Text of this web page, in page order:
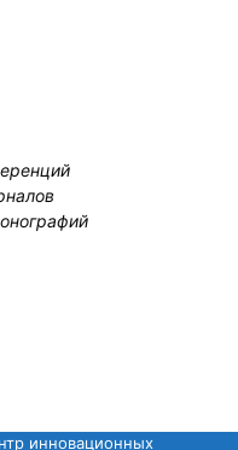
инновационных